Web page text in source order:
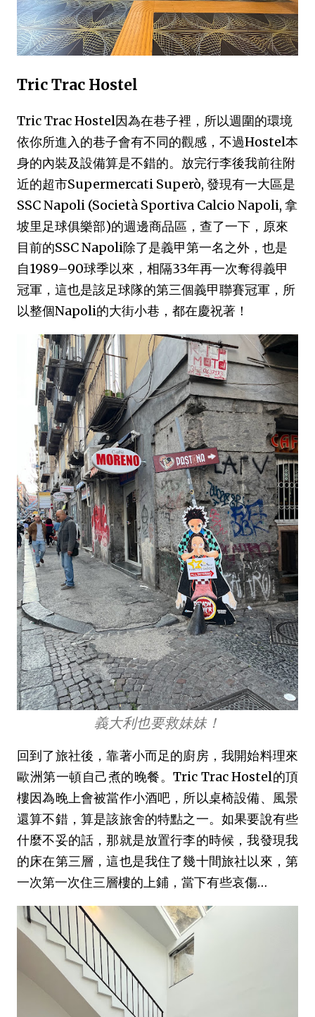
Tric Trac Hostel
Tric Trac Hostel因為在巷子裡，所以週圍的環境
依你所進入的巷子會有不同的觀感，不過Hostel本
身的內裝及設備算是不錯的。放完行李後我前往附
近的超市Supermercati Superò, 發現有一大區是
SSC Napoli (Società Sportiva Calcio Napoli, 拿
坡里足球俱樂部)的週邊商品區，查了一下，原來
目前的SSC Napoli除了是義甲第一名之外，也是
自1989–90球季以來，相隔33年再一次奪得義甲
冠軍，這也是該足球隊的第三個義甲聯賽冠軍，所
以整個Napoli的大街小巷，都在慶祝著！
義大利也要救妹妹！
回到了旅社後，靠著小而足的廚房，我開始料理來
歐洲第一頓自己煮的晚餐。Tric Trac Hostel的頂
樓因為晚上會被當作小酒吧，所以桌椅設備、風景
還算不錯，算是該旅舍的特點之一。如果要說有些
什麼不妥的話，那就是放置行李的時候，我發現我
的床在第三層，這也是我住了幾十間旅社以來，第
一次第一次住三層樓的上鋪，當下有些哀傷…